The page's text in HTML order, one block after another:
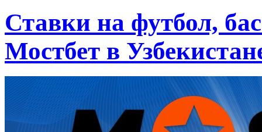
Ставки на футбол,
Мостбет в